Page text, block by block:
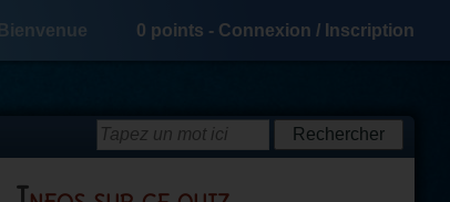
Bienvenue 0 points - Connexion / Inscription